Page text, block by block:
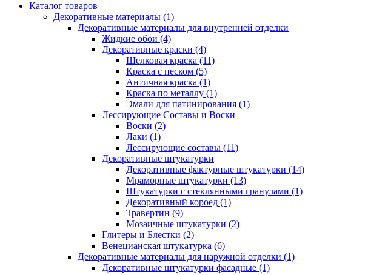
Каталог товаров
Декоративные материалы (1)
Декоративные материалы для внутренней отделки
Жидкие обои (4)
Декоративные краски (4)
Шелковая краска (11)
Краска с песком (5)
Античная краска (1)
Краска по металлу (1)
Эмали для патинирования (1)
Лессирующие Составы и Воски
Воски (2)
Лаки (1)
Лессирующие составы (11)
Декоративные штукатурки
Декоративные фактурные штукатурки (14)
Мраморные штукатурки (13)
Штукатурки с стеклянными гранулами (1)
Декоративный короед (1)
Травертин (9)
Мозаичные штукатурки (2)
Глитеры и Блестки (2)
Венецианская штукатурка (6)
Декоративные материалы для наружной отделки (1)
Декоративные штукатурки фасадные (1)